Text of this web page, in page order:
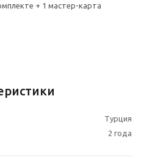
+ 1 мастер-карта
Турция
2 года